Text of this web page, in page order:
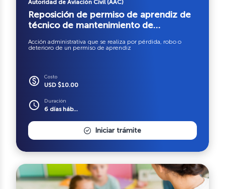
Autoridad de Aviación Civil (AAC)
Reposición de permiso de aprendiz de
técnico de mantenimiento de
Acción administrativa que se realiza por pérdida, robo o
deterioro de un permiso de aprendiz
paid Costo
USD $10.00
schedule Duración
6 días háb...
Iniciar trámite